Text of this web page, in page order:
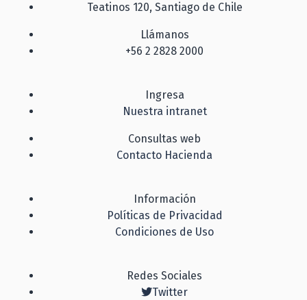
Teatinos 120, Santiago de Chile
Llámanos
+56 2 2828 2000
Ingresa
Nuestra intranet
Consultas web
Contacto Hacienda
Información
Políticas de Privacidad
Condiciones de Uso
Redes Sociales
Twitter